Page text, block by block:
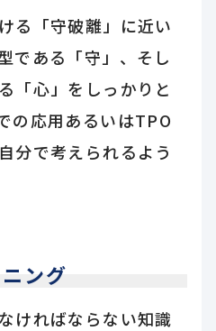
る「守破離」に近い
である「守」、そし
「心」をしっかりと
の応用あるいはTPO
分で考えられるよう
ング
ければならない知識